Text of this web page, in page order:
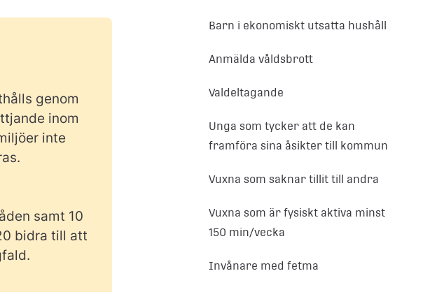
genom
inom
inte
samt 10
bidra till att
Barn i ekonomiskt utsatta hushåll
Anmälda våldsbrott
Valdeltagande
Unga som tycker att de kan
framföra sina åsikter till kommun
Vuxna som saknar tillit till andra
Vuxna som är fysiskt aktiva minst
150 min/vecka
Invånare med fetma